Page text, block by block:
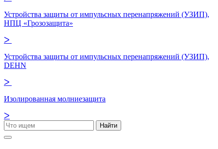
Устройства защиты от импульсных перенапряжений (УЗИП),
НПЦ «Грозозащита»
ᐳ
Устройства защиты от импульсных перенапряжений (УЗИП),
DEHN
ᐳ
Изолированная молниезащита
ᐳ
Найти